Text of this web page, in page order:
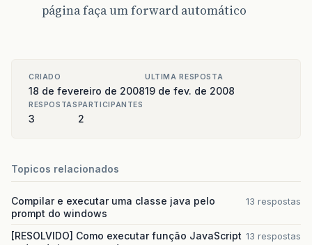
</navigation-case>
</navigation-rule>
/content/pages/usuario/
</from-view-id>
</navigation-case>
<to-view-id>
</to-view-id>
página faça um forward automático
CRIADO
18 de fevereiro de 2008
ULTIMA RESPOSTA
19 de fev. de 2008
RESPOSTAS
3
PARTICIPANTES
2
Topicos relacionados
Compilar e executar uma classe java pelo
prompt do windows
13 respostas
[RESOLVIDO] Como executar função JavaScript 13 respostas